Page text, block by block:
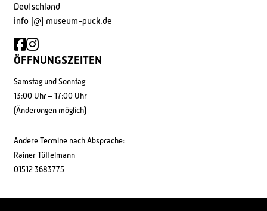
Deutschland
info [@] museum-puck.de
ÖFFNUNGSZEITEN
Samstag und Sonntag
13:00 Uhr – 17:00 Uhr
(Änderungen möglich)
Andere Termine nach Absprache:
Rainer Tüttelmann
01512 3683775